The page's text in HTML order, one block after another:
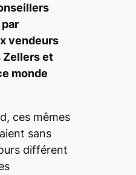
vendeurs
Zellers et
monde
ces mêmes
sans
différent